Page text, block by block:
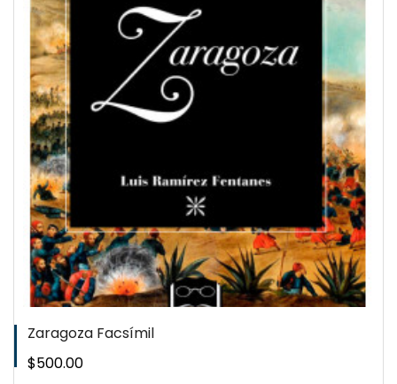
Zaragoza Facsímil
Precio
$500.00